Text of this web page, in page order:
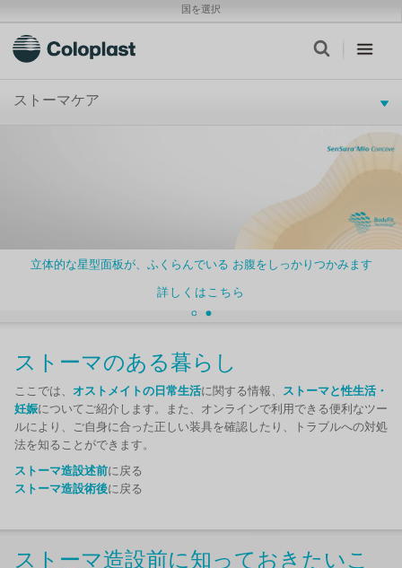
国を選択
ストーマケア
立体的な星型面板が、ふくらんでいる お腹をしっかりつかみます
詳しくはこちら
ストーマのある暮らし
ここでは、 オストメイトの日常生活に関する情報、 ストーマと性生活・
妊娠についてご紹介します。また、オンラインで利用できる便利なツー
ルにより、ご自身に合った正しい装具を確認したり、トラブルへの対処
法を知ることができます。
ストーマ造設述前に戻る
ストーマ造設術後に戻る
ストーマ造設前に知っておきたいこ